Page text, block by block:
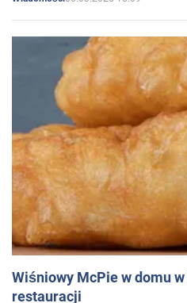
Wiśniowy McPie w domu
restauracji